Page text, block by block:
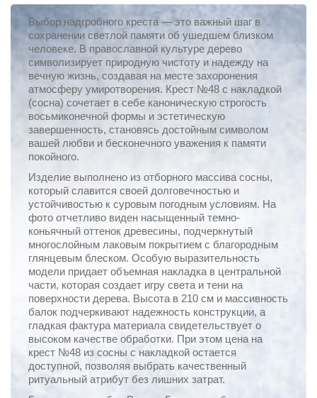
Выбор надгробного креста — это важный шаг в
сохранении светлой памяти об ушедшем близком
человеке. В православной культуре дерево
символизирует природную чистоту и надежду на
вечную жизнь, создавая на месте захоронения
атмосферу умиротворения. Крест №48 с накладкой
(сосна) сочетает в себе каноническую строгость
восьмиконечной формы и эстетическую
завершенность, становясь достойным символом
вашей любви и бесконечного уважения к памяти
покойного.
Изделие выполнено из отборного массива сосны,
который славится своей долговечностью и
устойчивостью к суровым погодным условиям. На
фото отчетливо виден насыщенный темно-
коньячный оттенок древесины, подчеркнутый
многослойным лаковым покрытием с благородным
глянцевым блеском. Особую выразительность
модели придает объемная накладка в центральной
части, которая создает игру света и тени на
поверхности дерева. Высота в 210 см и массивность
балок подчеркивают надежность конструкции, а
гладкая фактура материала свидетельствует о
высоком качестве обработки. При этом цена на
крест №48 из сосны с накладкой остается
доступной, позволяя выбрать качественный
ритуальный атрибут без лишних затрат.